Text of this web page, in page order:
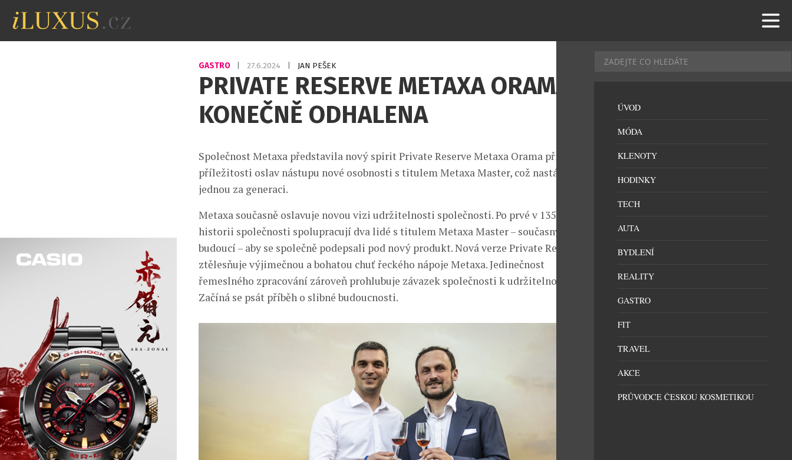
GASTRO 27.6.2024 JAN PEŠEK
PRIVATE RESERVE METAXA ORAMA
KONEČNĚ ODHALENA
Společnost Metaxa představila nový spirit Private Reserve Metaxa Orama při
příležitosti oslav nástupu nové osobnosti s titulem Metaxa Master, což nastává jen
jednou za generaci.
Metaxa současně oslavuje novou vizi udržitelnosti společnosti. Po prvé v 135leté
historii společnosti spolupracují dva lidé s titulem Metaxa Master – současný i
budoucí – aby se společně podepsali pod nový produkt. Nová verze Private Reserve
ztělesňuje výjimečnou a bohatou chuť řeckého nápoje Metaxa. Jedinečnost
řemeslného zpracování zároveň prohlubuje závazek společnosti k udržitelnosti.
Začíná se psát příběh o slibné budoucnosti.
ÚVOD
MÓDA
KLENOTY
HODINKY
TECH
AUTA
BYDLENÍ
REALITY
GASTRO
FIT
TRAVEL
AKCE
PRŮVODCE ČESKOU KOSMETIKOU